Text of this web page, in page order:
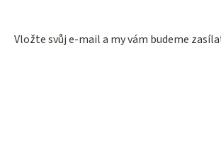
Vložte svůj e-mail a my vám budeme